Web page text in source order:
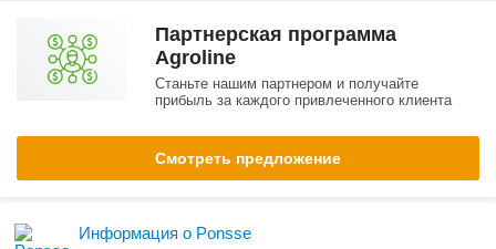
Партнерская программа
Agroline
Станьте нашим партнером и получайте
прибыль за каждого привлеченного клиента
Смотреть предложение
Информация о Ponsse